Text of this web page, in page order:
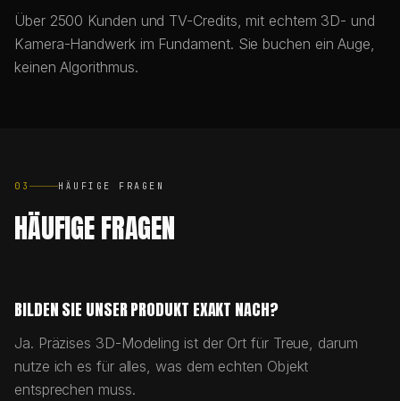
Über 2500 Kunden und TV-Credits, mit echtem 3D- und
Kamera-Handwerk im Fundament. Sie buchen ein Auge,
keinen Algorithmus.
03 HÄUFIGE FRAGEN
HÄUFIGE FRAGEN
BILDEN SIE UNSER PRODUKT EXAKT NACH?
Ja. Präzises 3D-Modeling ist der Ort für Treue, darum
nutze ich es für alles, was dem echten Objekt
entsprechen muss.